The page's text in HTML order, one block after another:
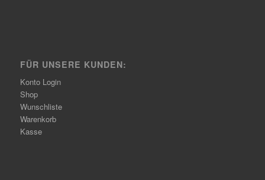
FÜR UNSERE KUNDEN:
Konto Login
Shop
Wunschliste
Warenkorb
Kasse